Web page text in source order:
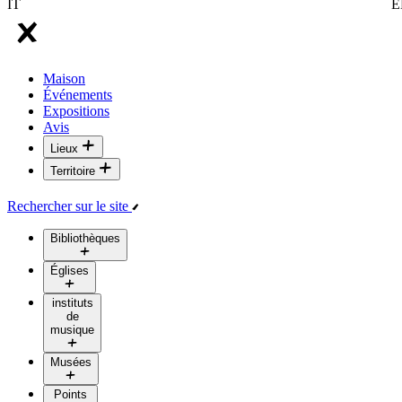
IT
Maison
Événements
Expositions
Avis
Lieux
Territoire
Rechercher sur le site
Bibliothèques
Églises
instituts
de
musique
Musées
Points